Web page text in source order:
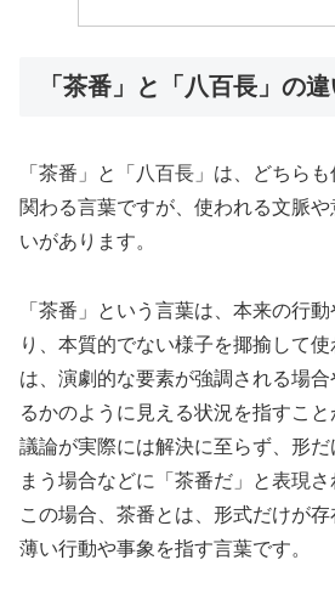
「茶番」と「八百長」の
「茶番」と「八百長」は、どちら
関わる言葉ですが、使われる文脈
いがあります。
「茶番」という言葉は、本来の行
り、本質的でない様子を揶揄して
は、演劇的な要素が強調される場
るかのように見える状況を指すこと
議論が実際には解決に至らず、形
まう場合などに「茶番だ」と表現さ
この場合、茶番とは、形式だけが
薄い行動や事象を指す言葉です。